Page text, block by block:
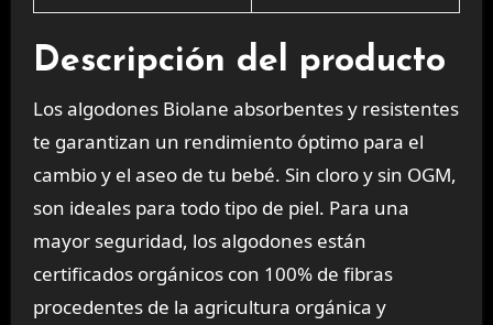
Descripción del producto
Los algodones Biolane absorbentes y resistentes
te garantizan un rendimiento óptimo para el
cambio y el aseo de tu bebé. Sin cloro y sin OGM,
son ideales para todo tipo de piel. Para una
mayor seguridad, los algodones están
certificados orgánicos con 100% de fibras
procedentes de la agricultura orgánica y